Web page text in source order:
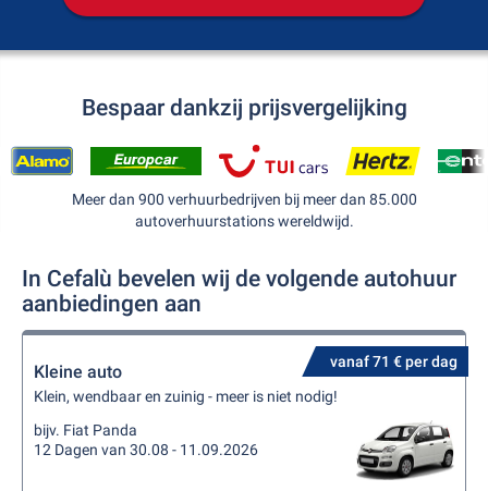
Bespaar dankzij prijsvergelijking
Meer dan 900 verhuurbedrijven bij meer dan 85.000
autoverhuurstations wereldwijd.
In Cefalù bevelen wij de volgende autohuur
aanbiedingen aan
vanaf 71 € per dag
Kleine auto
Klein, wendbaar en zuinig - meer is niet nodig!
bijv. Fiat Panda
12 Dagen van 30.08 - 11.09.2026